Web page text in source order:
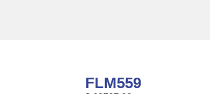
FLM559